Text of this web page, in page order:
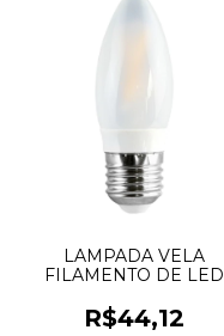
LAMPADA VELA
FILAMENTO DE LED
6500K
R$44,12